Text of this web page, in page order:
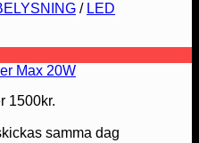
/ LED
1500kr.
samma dag